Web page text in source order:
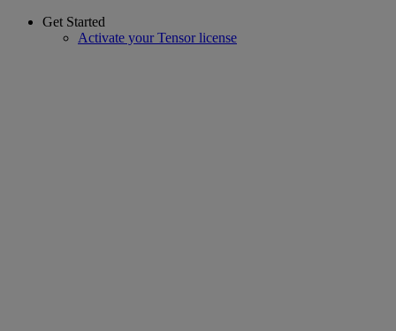
Get Started
Activate your Tensor license